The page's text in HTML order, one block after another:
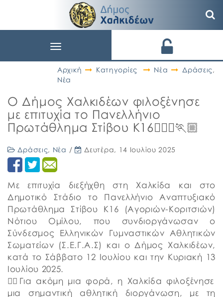
Toggle
Αρχική
Κατηγορίες Νέα Δράσεις,
Νέα
Ο Δήμος Χαλκιδέων φιλοξένησε
με επιτυχία το Πανελλήνιο
Πρωτάθλημα Στίβου Κ16🏃🏻‍♀️🏃🏼
Δράσεις, Νέα / Δευτέρα, 14 Ιουλίου 2025
Με επιτυχία διεξήχθη στη Χαλκίδα και στο
Δημοτικό Στάδιο το Πανελλήνιο Αναπτυξιακό
Πρωτάθλημα Στίβου Κ16 (Αγοριών-Κοριτσιών)
Νότιου Ομίλου, που συνδιοργάνωσαν ο
Σύνδεσμος Ελληνικών Γυμναστικών Αθλητικών
Σωματείων (Σ.Ε.Γ.Α.Σ) και ο Δήμος Χαλκιδέων,
κατά το Σάββατο 12 Ιουλίου και την Κυριακή 13
Ιουλίου 2025.
👉🏼Για ακόμη μια φορά, η Χαλκίδα φιλοξένησε
μια σημαντική αθλητική διοργάνωση, με τη